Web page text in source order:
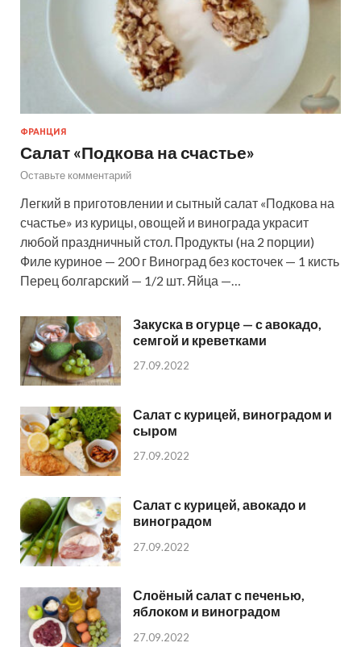
ФРАНЦИЯ
Салат «Подкова на счастье»
Оставьте комментарий
Легкий в приготовлении и сытный салат «Подкова на
счастье» из курицы, овощей и винограда украсит
любой праздничный стол. Продукты (на 2 порции)
Филе куриное — 200 г Виноград без косточек — 1 кисть
Перец болгарский — 1/2 шт. Яйца —…
Закуска в огурце — с авокадо,
семгой и креветками
27.09.2022
Салат с курицей, виноградом и
сыром
27.09.2022
Салат с курицей, авокадо и
виноградом
27.09.2022
Слоёный салат с печенью,
яблоком и виноградом
27.09.2022